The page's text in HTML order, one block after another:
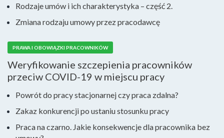
Rodzaje umów i ich charakterystyka – część 2.
Zmiana rodzaju umowy przez pracodawcę
PRAWA I OBOWIĄZKI PRACOWNIKÓW
Weryfikowanie szczepienia pracowników
przeciw COVID-19 w miejscu pracy
Powrót do pracy stacjonarnej czy praca zdalna?
Zakaz konkurencji po ustaniu stosunku pracy
Praca na czarno. Jakie konsekwencje dla pracownika bez